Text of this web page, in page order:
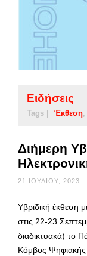
Ειδήσεις
Tags | Έκθεση
Διήμερη
21 ΙΟΥΛΊΟΥ, 2023
Υβριδική έκθεση
στις 22-23
διαδικτυακά) το
Κόμβος Ψηφιακής